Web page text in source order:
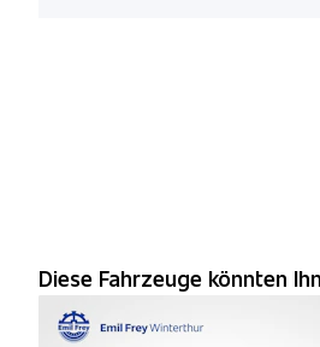
Diese Fahrzeuge könnten